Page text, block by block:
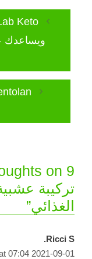
ويساعدك
تركيبة
الغذائي”
Ricci S.
2021-09-01 at 07:04